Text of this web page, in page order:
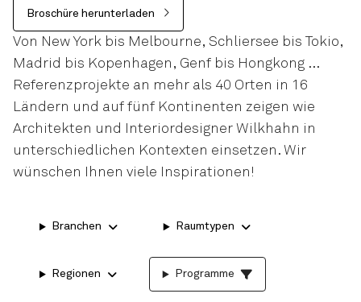
Broschüre herunterladen
Von New York bis Melbourne, Schliersee bis Tokio,
Madrid bis Kopenhagen, Genf bis Hongkong …
Referenzprojekte an mehr als 40 Orten in 16
Ländern und auf fünf Kontinenten zeigen wie
Architekten und Interiordesigner Wilkhahn in
unterschiedlichen Kontexten einsetzen. Wir
wünschen Ihnen viele Inspirationen!
Branchen Raumtypen
Regionen Programme